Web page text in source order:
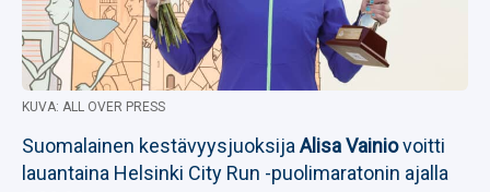
KUVA: ALL OVER PRESS
Suomalainen kestävyysjuoksija Alisa Vainiovoitti
lauantaina Helsinki City Run -puolimaratonin ajalla